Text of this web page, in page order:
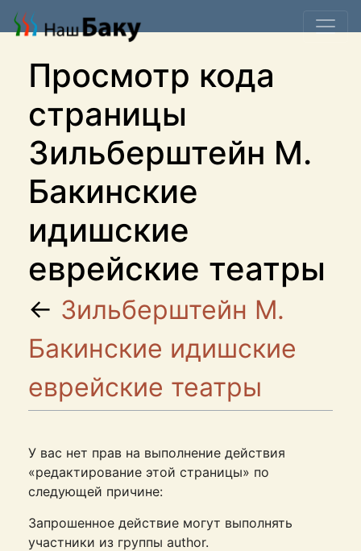
Просмотр кода
страницы
Зильберштейн М.
Бакинские
идишские
еврейские театры
← Зильберштейн М.
Бакинские идишские
еврейские театры
У вас нет прав на выполнение действия
«редактирование этой страницы» по
следующей причине:
Запрошенное действие могут выполнять
участники из группы author.